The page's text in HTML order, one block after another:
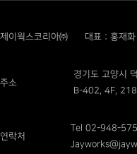
제이웍스코리아㈜ 대표 : 홍재화
주소
경기도 고양시
B-402, 4F,
연락처
Tel 02-948-